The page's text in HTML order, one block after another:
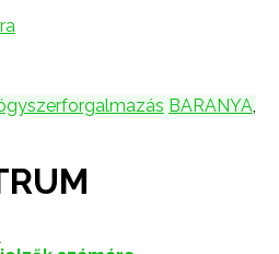
BARANYA,